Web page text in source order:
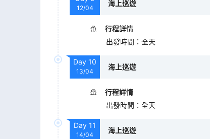
12/04
海上巡遊
行程詳情
出發時間 ： 全天
Day 10
13/04
海上巡遊
行程詳情
出發時間 ： 全天
Day 11
14/04
海上巡遊